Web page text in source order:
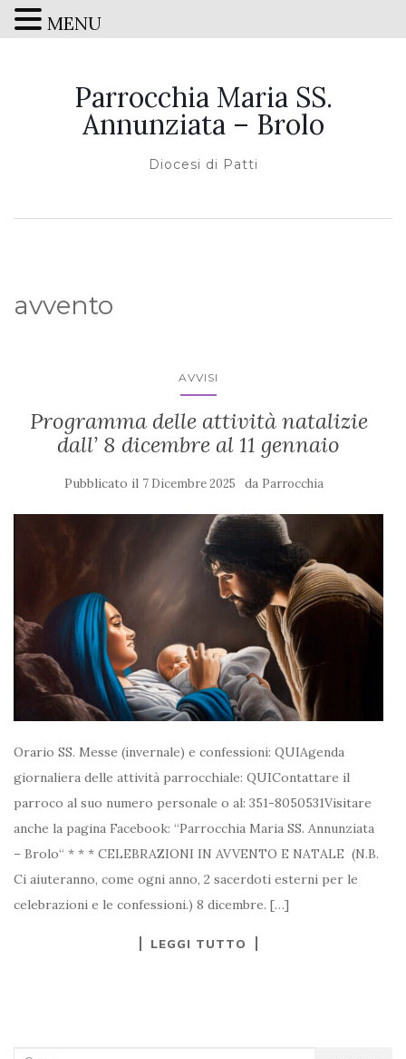
Parrocchia Maria SS.
Annunziata – Brolo
Diocesi di Patti
avvento
AVVISI
Programma delle attività natalizie
dall’ 8 dicembre al 11 gennaio
Pubblicato il 7 Dicembre 2025 da Parrocchia
Orario SS. Messe (invernale) e confessioni: QUIAgenda
giornaliera delle attività parrocchiale: QUIContattare il
parroco al suo numero personale o al: 351-8050531Visitare
anche la pagina Facebook: “Parrocchia Maria SS. Annunziata
– Brolo“ * * * CELEBRAZIONI IN AVVENTO E NATALE (N.B.
Ci aiuteranno, come ogni anno, 2 sacerdoti esterni per le
celebrazioni e le confessioni.) 8 dicembre. […]
LEGGI TUTTO
MENU